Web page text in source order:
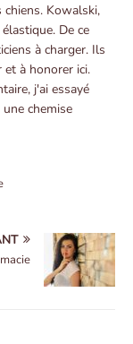
Kowalski,
De ce
à charger. Ils
à honorer ici.
j'ai essayé
chemise